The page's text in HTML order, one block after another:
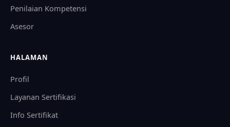
Penilaian Kompetensi
Asesor
HALAMAN
Profil
Layanan Sertifikasi
Info Sertifikat